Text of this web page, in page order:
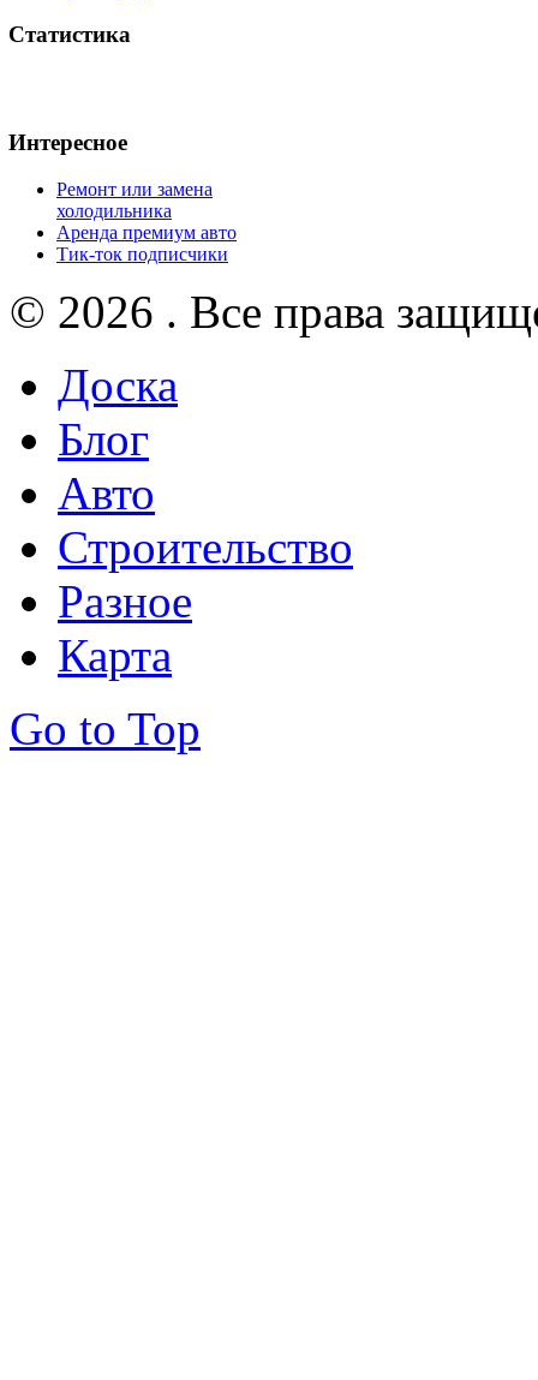
Статистика
Интересное
Ремонт или замена
холодильника
Аренда премиум авто
Тик-ток подписчики
© 2026 . Все права
Доска
Блог
Авто
Строительство
Разное
Карта
Go to Top